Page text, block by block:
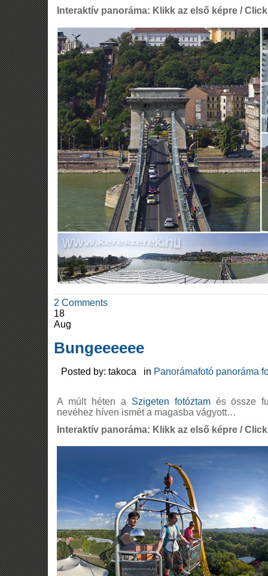
Interaktív panoráma: Klikk az első képre /
2 Comments
18
Aug
Bungeeeeee
Posted by: takoca in Panorámafotó panoráma
A múlt héten a Szigeten fotóztamés össze
nevéhez híven ismét a magasba vágyott…
Interaktív panoráma: Klikk az első képre /